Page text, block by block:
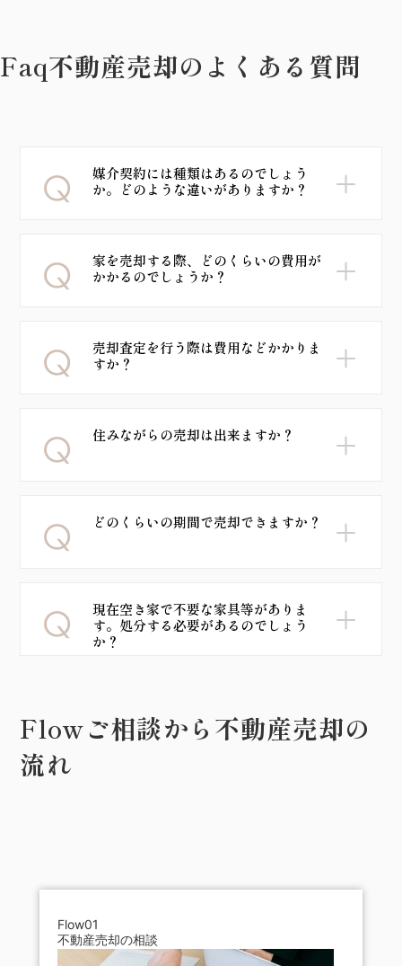
Faq不動産売却のよくある質問
媒介契約には種類はあるのでしょう
か。どのような違いがありますか？
家を売却する際、どのくらいの費用が
かかるのでしょうか？
売却査定を行う際は費用などかかりま
すか？
住みながらの売却は出来ますか？
どのくらいの期間で売却できますか？
現在空き家で不要な家具等がありま
す。処分する必要があるのでしょう
か？
Flowご相談から不動産売却の
流れ
Flow01
不動産売却の相談